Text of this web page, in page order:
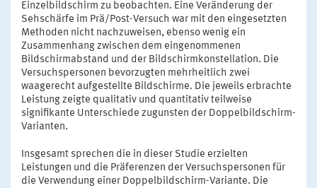
Einzelbildschirm zu beobachten. Eine Veränderung der
Sehschärfe im Prä/Post-Versuch war mit den eingesetzten
Methoden nicht nachzuweisen, ebenso wenig ein
Zusammenhang zwischen dem eingenommenen
Bildschirmabstand und der Bildschirmkonstellation. Die
Versuchspersonen bevorzugten mehrheitlich zwei
waagerecht aufgestellte Bildschirme. Die jeweils erbrachte
Leistung zeigte qualitativ und quantitativ teilweise
signifikante Unterschiede zugunsten der Doppelbildschirm-
Varianten.
Insgesamt sprechen die in dieser Studie erzielten
Leistungen und die Präferenzen der Versuchspersonen für
die Verwendung einer Doppelbildschirm-Variante. Die